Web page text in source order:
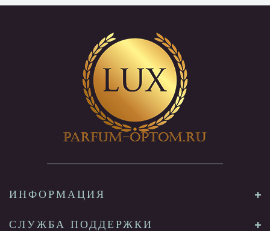
ИНФОРМАЦИЯ
СЛУЖБА ПОДДЕРЖКИ